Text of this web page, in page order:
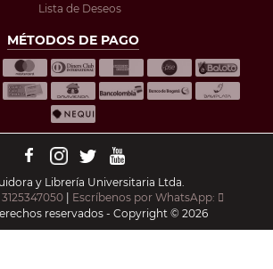
Lista de Deseos
MÉTODOS DE PAGO
y Librería Universitaria Ltda.
| Escríbenos por WhatsApp:
reservados - Copyright © 2026